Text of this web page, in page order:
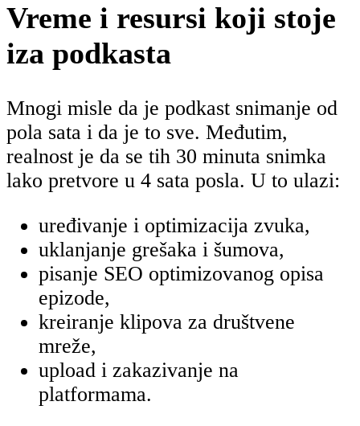
Vreme i resursi koji stoje
iza podkasta
Mnogi misle da je podkast snimanje od
pola sata i da je to sve. Međutim,
realnost je da se tih 30 minuta snimka
lako pretvore u 4 sata posla. U to ulazi:
uređivanje i optimizacija zvuka,
uklanjanje grešaka i šumova,
pisanje SEO optimizovanog opisa
epizode,
kreiranje klipova za društvene
mreže,
upload i zakazivanje na
platformama.